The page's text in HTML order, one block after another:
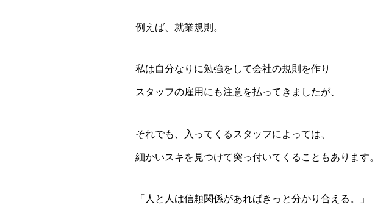
例えば、就業規則。
私は自分なりに勉強をして会社の規則を作り
スタッフの雇用にも注意を払ってきましたが、
それでも、入ってくるスタッフによっては、
細かいスキを見つけて突っ付いてくることもあります。
「人と人は信頼関係があればきっと分かり合える。」